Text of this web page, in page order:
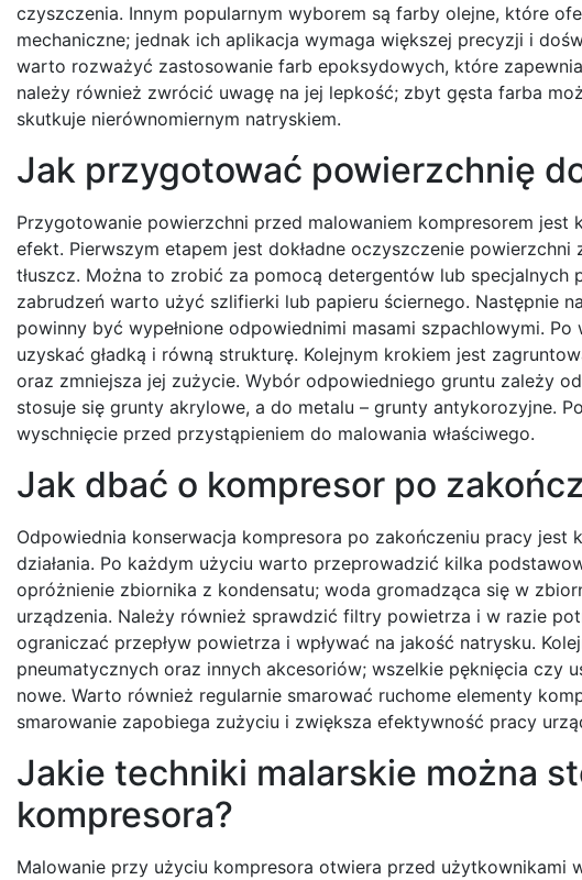
czyszczenia. Innym popularnym wyborem są farby olejne, które
mechaniczne; jednak ich aplikacja wymaga większej precyzji i
warto rozważyć zastosowanie farb epoksydowych, które
należy również zwrócić uwagę na jej lepkość; zbyt gęsta farba
skutkuje nierównomiernym natryskiem.
Jak przygotować powierzchnię
Przygotowanie powierzchni przed malowaniem kompresorem
efekt. Pierwszym etapem jest dokładne oczyszczenie
tłuszcz. Można to zrobić za pomocą detergentów lub
zabrudzeń warto użyć szlifierki lub papieru ściernego. Następnie
powinny być wypełnione odpowiednimi masami szpachlowymi.
uzyskać gładką i równą strukturę. Kolejnym krokiem jest
oraz zmniejsza jej zużycie. Wybór odpowiedniego gruntu zależy
stosuje się grunty akrylowe, a do metalu – grunty antykorozyjne.
wyschnięcie przed przystąpieniem do malowania właściwego.
Jak dbać o kompresor po
Odpowiednia konserwacja kompresora po zakończeniu pracy
działania. Po każdym użyciu warto przeprowadzić kilka
opróżnienie zbiornika z kondensatu; woda gromadząca się w
urządzenia. Należy również sprawdzić filtry powietrza i w razie
ograniczać przepływ powietrza i wpływać na jakość natrysku.
pneumatycznych oraz innych akcesoriów; wszelkie pęknięcia czy
nowe. Warto również regularnie smarować ruchome elementy
smarowanie zapobiega zużyciu i zwiększa efektywność pracy
Jakie techniki malarskie można
kompresora?
Malowanie przy użyciu kompresora otwiera przed użytkownikami